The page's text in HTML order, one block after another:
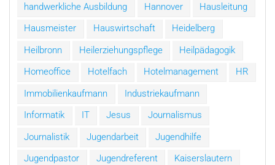
handwerkliche Ausbildung
Hannover
Hausleitung
Hausmeister
Hauswirtschaft
Heidelberg
Heilbronn
Heilerziehungspflege
Heilpädagogik
Homeoffice
Hotelfach Hotelmanagement
HR
Immobilienkaufmann
Industriekaufmann
Informatik
IT Jesus
Journalismus
Journalistik
Jugendarbeit
Jugendhilfe
Jugendpastor
Jugendreferent
Kaiserslautern